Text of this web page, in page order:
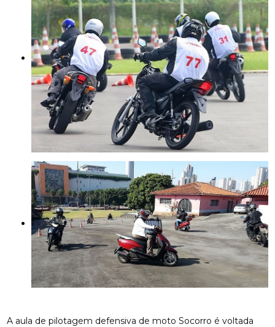
A aula de pilotagem defensiva de moto Socorro é voltada